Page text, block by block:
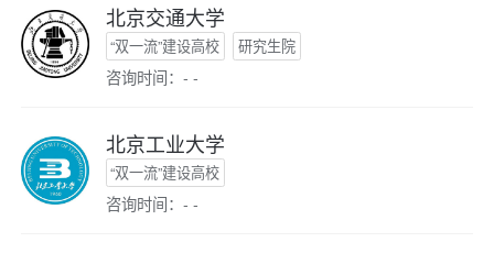
北京交通大学
“双一流”建设高校 研究生院
咨询时间：- -
北京工业大学
“双一流”建设高校
咨询时间：- -